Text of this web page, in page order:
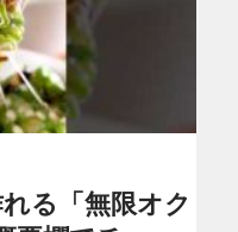
る「無限オク